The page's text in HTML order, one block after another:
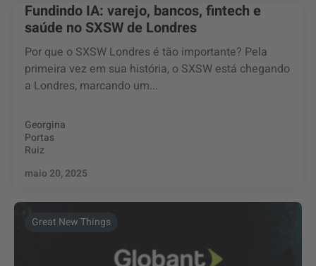
Fundindo IA: varejo, bancos, fintech e
saúde no SXSW de Londres
Por que o SXSW Londres é tão importante? Pela
primeira vez em sua história, o SXSW está chegando
a Londres, marcando um...
Georgina
Portas
Ruiz
maio 20, 2025
Great New Things